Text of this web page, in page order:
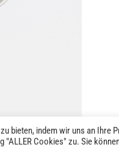
bieten, indem wir uns an Ihre
Cookies" zu. Sie